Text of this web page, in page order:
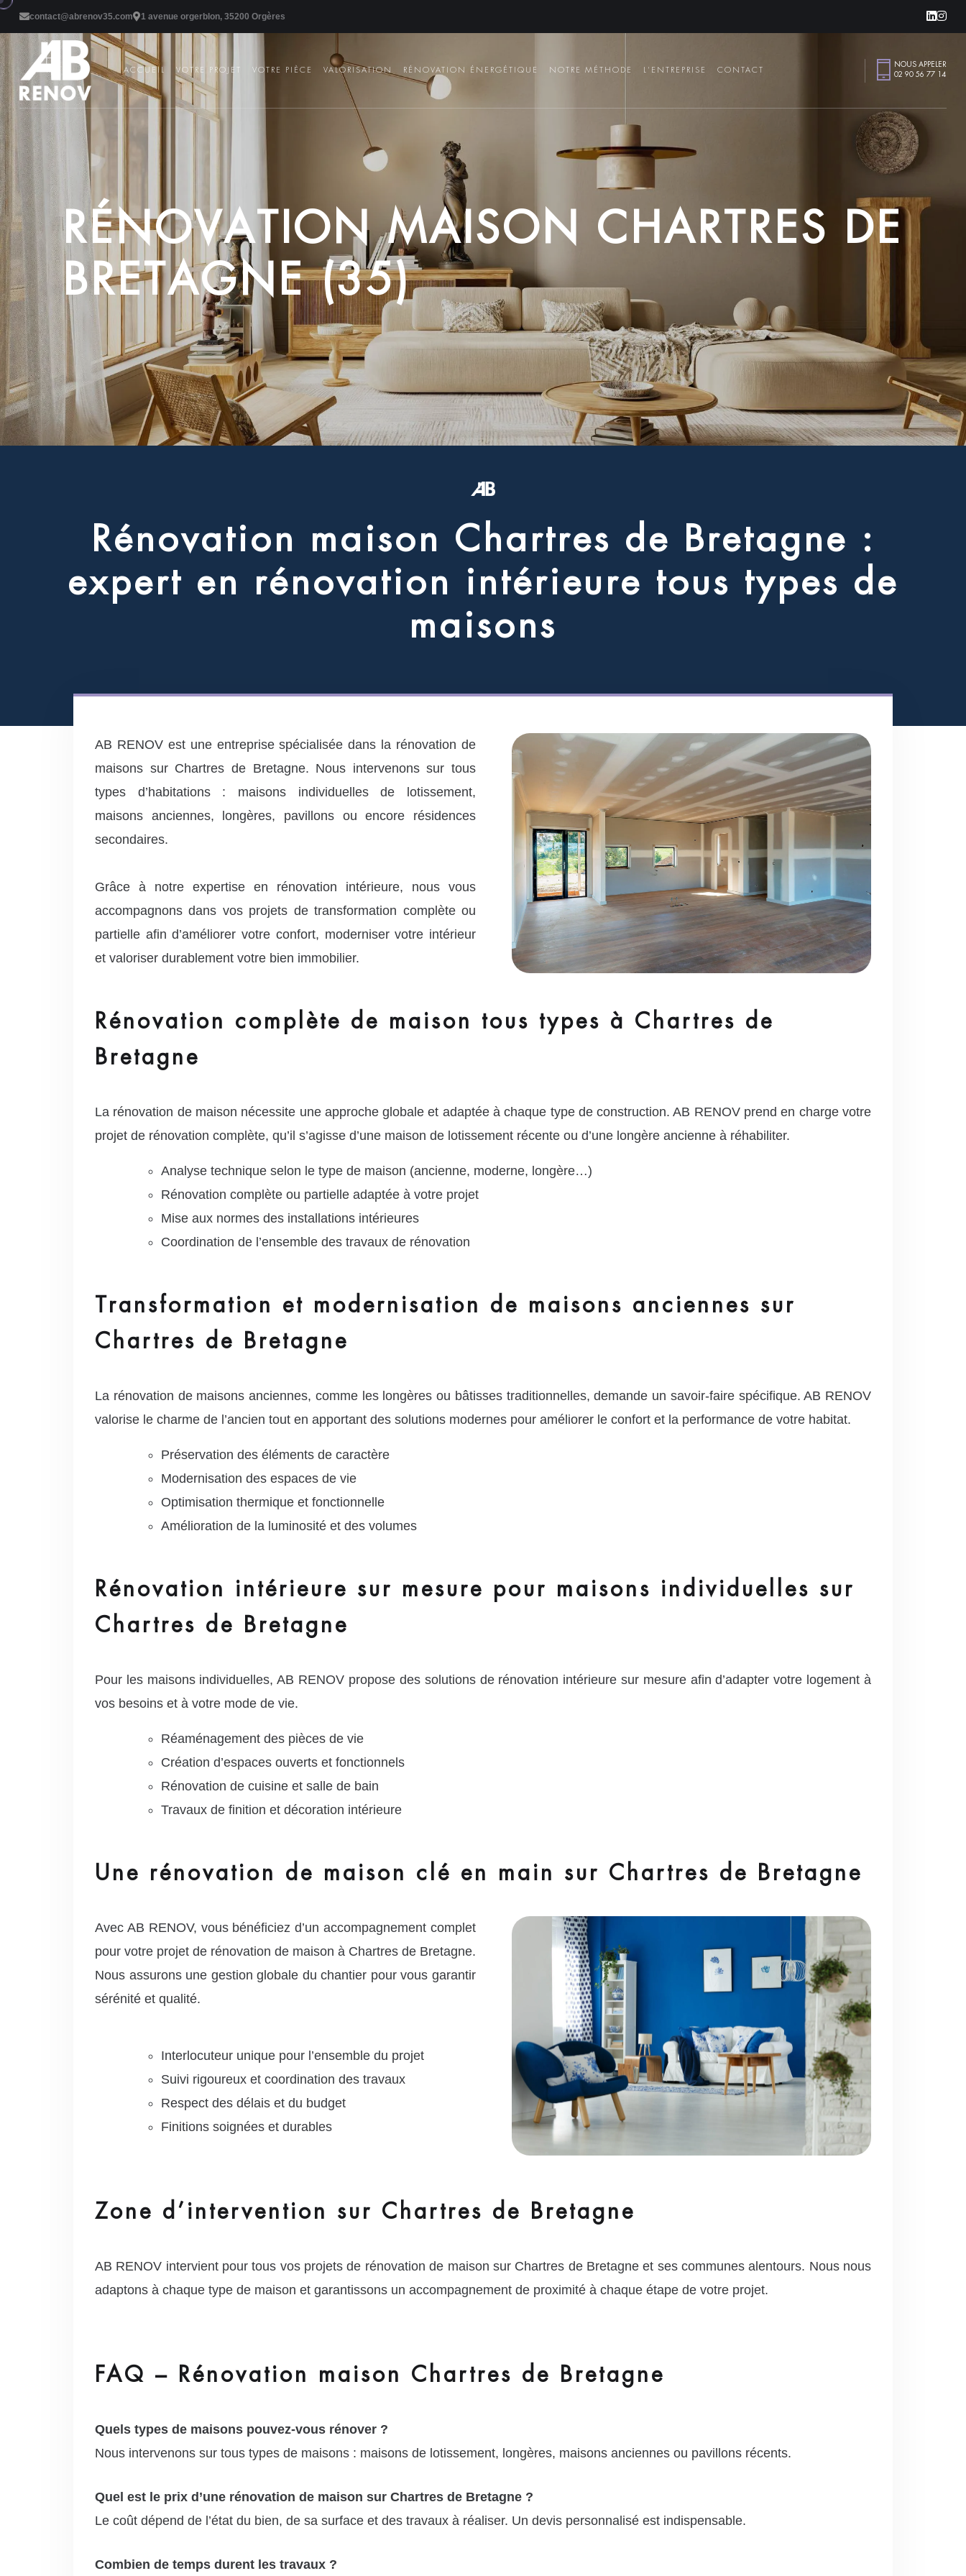
contact@abrenov35.com 1 avenue orgerblon, 35200 Orgères
ACCUEIL VOTRE PROJET VOTRE PIÈCE VALORISATION RÉNOVATION ÉNERGÉTIQUE NOTRE MÉTHODE L'ENTREPRISE CONTACT
NOUS APPELER
02 90 56 77 14
RÉNOVATION MAISON CHARTRES DE
BRETAGNE (35)
Rénovation maison Chartres de Bretagne :
expert en rénovation intérieure tous types de
maisons
AB RENOV est une entreprise spécialisée dans la rénovation de
maisons sur Chartres de Bretagne. Nous intervenons sur tous
types d’habitations : maisons individuelles de lotissement,
maisons anciennes, longères, pavillons ou encore résidences
secondaires.
Grâce à notre expertise en rénovation intérieure, nous vous
accompagnons dans vos projets de transformation complète ou
partielle afin d’améliorer votre confort, moderniser votre intérieur
et valoriser durablement votre bien immobilier.
Rénovation complète de maison tous types à Chartres de
Bretagne
La rénovation de maison nécessite une approche globale et adaptée à chaque type de construction. AB RENOV prend en charge votre
projet de rénovation complète, qu’il s’agisse d’une maison de lotissement récente ou d’une longère ancienne à réhabiliter.
Analyse technique selon le type de maison (ancienne, moderne, longère…)
Rénovation complète ou partielle adaptée à votre projet
Mise aux normes des installations intérieures
Coordination de l’ensemble des travaux de rénovation
Transformation et modernisation de maisons anciennes sur
Chartres de Bretagne
La rénovation de maisons anciennes, comme les longères ou bâtisses traditionnelles, demande un savoir-faire spécifique. AB RENOV
valorise le charme de l’ancien tout en apportant des solutions modernes pour améliorer le confort et la performance de votre habitat.
Préservation des éléments de caractère
Modernisation des espaces de vie
Optimisation thermique et fonctionnelle
Amélioration de la luminosité et des volumes
Rénovation intérieure sur mesure pour maisons individuelles sur
Chartres de Bretagne
Pour les maisons individuelles, AB RENOV propose des solutions de rénovation intérieure sur mesure afin d’adapter votre logement à
vos besoins et à votre mode de vie.
Réaménagement des pièces de vie
Création d’espaces ouverts et fonctionnels
Rénovation de cuisine et salle de bain
Travaux de finition et décoration intérieure
Une rénovation de maison clé en main sur Chartres de Bretagne
Avec AB RENOV, vous bénéficiez d’un accompagnement complet
pour votre projet de rénovation de maison à Chartres de Bretagne.
Nous assurons une gestion globale du chantier pour vous garantir
sérénité et qualité.
Interlocuteur unique pour l’ensemble du projet
Suivi rigoureux et coordination des travaux
Respect des délais et du budget
Finitions soignées et durables
Zone d’intervention sur Chartres de Bretagne
AB RENOV intervient pour tous vos projets de rénovation de maison sur Chartres de Bretagne et ses communes alentours. Nous nous
adaptons à chaque type de maison et garantissons un accompagnement de proximité à chaque étape de votre projet.
FAQ – Rénovation maison Chartres de Bretagne
Quels types de maisons pouvez-vous rénover ?
Nous intervenons sur tous types de maisons : maisons de lotissement, longères, maisons anciennes ou pavillons récents.
Quel est le prix d’une rénovation de maison sur Chartres de Bretagne ?
Le coût dépend de l’état du bien, de sa surface et des travaux à réaliser. Un devis personnalisé est indispensable.
Combien de temps durent les travaux ?